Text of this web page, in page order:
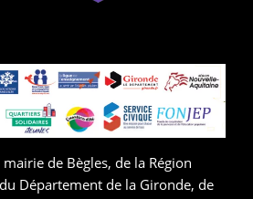
de Bègles, de la Région
Département de la Gironde, de